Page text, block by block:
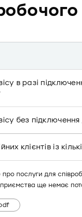
в разі
без
клієнтів із
послуги для
ще немає